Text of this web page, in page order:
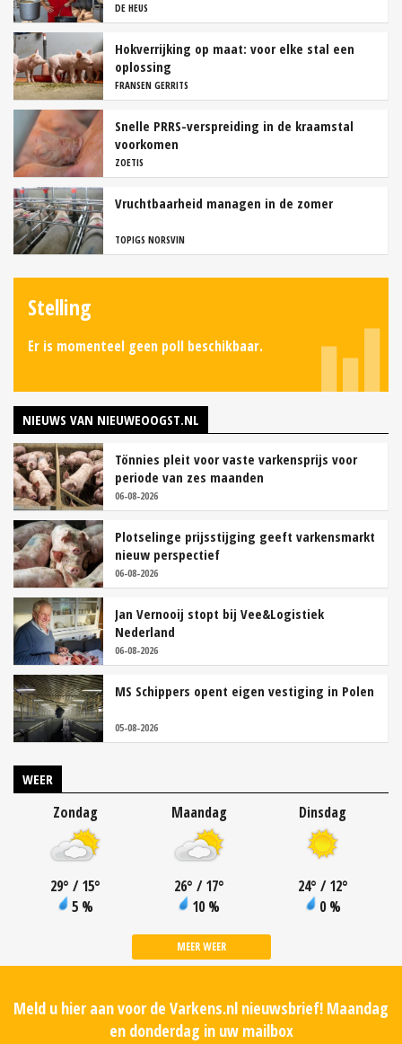
DE HEUS
Hokverrijking op maat: voor elke stal een
oplossing
FRANSEN GERRITS
Snelle PRRS-verspreiding in de kraamstal
voorkomen
ZOETIS
Vruchtbaarheid managen in de zomer
TOPIGS NORSVIN
Stelling
Er is momenteel geen poll beschikbaar.
NIEUWS VAN NIEUWEOOGST.NL
Tönnies pleit voor vaste varkensprijs voor
periode van zes maanden
06-08-2026
Plotselinge prijsstijging geeft varkensmarkt
nieuw perspectief
06-08-2026
Jan Vernooij stopt bij Vee&Logistiek
Nederland
06-08-2026
MS Schippers opent eigen vestiging in Polen
05-08-2026
WEER
Zondag
29° / 15°
5 %
Maandag
26° / 17°
10 %
Dinsdag
24° / 12°
0 %
MEER WEER
Meld u hier aan voor de Varkens.nl nieuwsbrief! Maandag
en donderdag in uw mailbox